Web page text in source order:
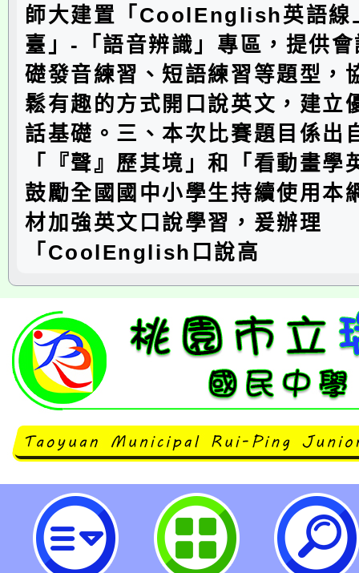
師大建置「CoolEnglish英語線
臺」-「語音辨識」專區，提供
礎發音練習、短語練習等題型，
鬆有趣的方式開口說英文，建立
話基礎。三、本次比賽題目係出
「『聲』歷其境」和「看動畫學
鼓勵全國國中小學生持續使用本
材加強英文口說學習，爰辦理
「CoolEnglish口說高
函轉教育部國民及學前教育署委請
學(以下簡稱臺師大)辦理112年度
English 口說高手」比賽辦法1份